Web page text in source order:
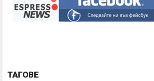
ТАГОВЕ